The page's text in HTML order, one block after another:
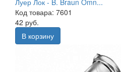
Код товара: 7601
42 руб.
В корзину